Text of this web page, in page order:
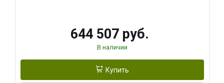
644 507 руб.
В наличии
Купить